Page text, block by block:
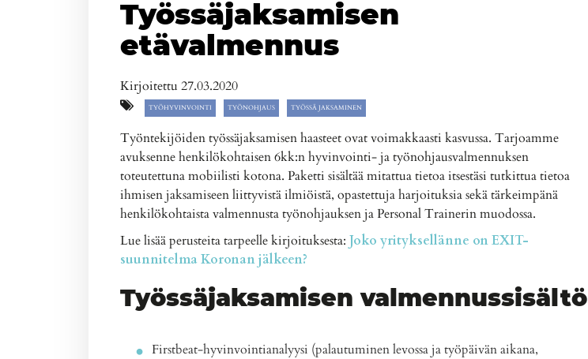
Työssäjaksamisen
etävalmennus
Kirjoitettu 27.03.2020
TYÖHYVINVOINTI TYÖNOHJAUS TYÖSSÄ JAKSAMINEN
Työntekijöiden työssäjaksamisen haasteet ovat voimakkaasti kasvussa. Tarjoamme
avuksenne henkilökohtaisen 6kk:n hyvinvointi- ja työnohjausvalmennuksen
toteutettuna mobiilisti kotona. Paketti sisältää mitattua tietoa itsestäsi tutkittua tietoa
ihmisen jaksamiseen liittyvistä ilmiöistä, opastettuja harjoituksia sekä tärkeimpänä
henkilökohtaista valmennusta työnohjauksen ja Personal Trainerin muodossa.
Lue lisää perusteita tarpeelle kirjoituksesta: Joko yrityksellänne on EXIT-
suunnitelma Koronan jälkeen?
Työssäjaksamisen valmennussisältö
Firstbeat-hyvinvointianalyysi (palautuminen levossa ja työpäivän aikana,